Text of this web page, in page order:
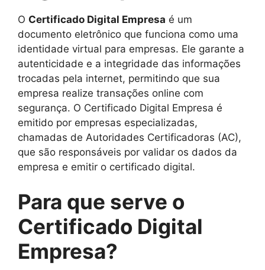
O Certificado Digital Empresa é um
documento eletrônico que funciona como uma
identidade virtual para empresas. Ele garante a
autenticidade e a integridade das informações
trocadas pela internet, permitindo que sua
empresa realize transações online com
segurança. O Certificado Digital Empresa é
emitido por empresas especializadas,
chamadas de Autoridades Certificadoras (AC),
que são responsáveis por validar os dados da
empresa e emitir o certificado digital.
Para que serve o
Certificado Digital
Empresa?